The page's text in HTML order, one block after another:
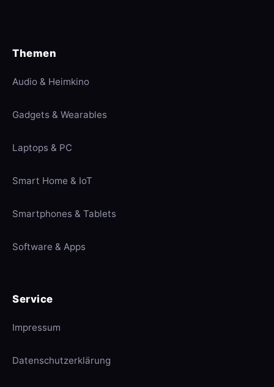
Themen
Audio & Heimkino
Gadgets & Wearables
Laptops & PC
Smart Home & IoT
Smartphones & Tablets
Software & Apps
Service
Impressum
Datenschutzerklärung